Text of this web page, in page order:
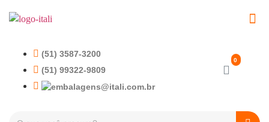
(51) 3587-3200
(51) 99322-9809